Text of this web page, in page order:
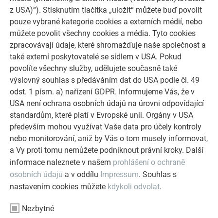
z USA)“). Stisknutím tlačítka „uložit“ můžete buď povolit
pouze vybrané kategorie cookies a externích médií, nebo
můžete povolit všechny cookies a média. Tyto cookies
zpracovávají údaje, které shromažďuje naše společnost a
také externí poskytovatelé se sídlem v USA. Pokud
povolíte všechny služby, udělujete současně také
výslovný souhlas s předáváním dat do USA podle čl. 49
odst. 1 písm. a) nařízení GDPR. Informujeme Vás, že v
USA není ochrana osobních údajů na úrovni odpovídající
standardům, které platí v Evropské unii. Orgány v USA
především mohou využívat Vaše data pro účely kontroly
nebo monitorování, aniž by Vás o tom musely informovat,
a Vy proti tomu nemůžete podniknout právní kroky. Další
informace naleznete v našem prohlášení o ochraně
osobních údajů a v oddílu Impressum. Souhlas s
nastavením cookies můžete kdykoli odvolat.
Nezbytné
„Věděl jsem, že nejdříve je třeba kreativně myslet a plánovat,
a pak pečlivě pokrývat.“ U obytného domu mu chyběla
vhodná vztažná hrana pro vyrovnání lineárníchstřešních
šablon. Ale pomohl si tak, že si na výkresech a částečně
také na střeše vyznačil linii probíhající středem. Směrem od
ní zakreslil na dřevěném plném bednění spodní konstrukce
polohu jednotlivých šablon a pak je teprve pokládal.
Stavebníci řemeslníkovi, který převzal teprve před několika
málo měsíci podnik po otci, plně důvěřovali a s výsledkem
jsou spokojeni. Mistr Proba trval na tom, že bude práci na
střeše provádět sám, konec konců „člověk nesmí vyjít z
cviku“.